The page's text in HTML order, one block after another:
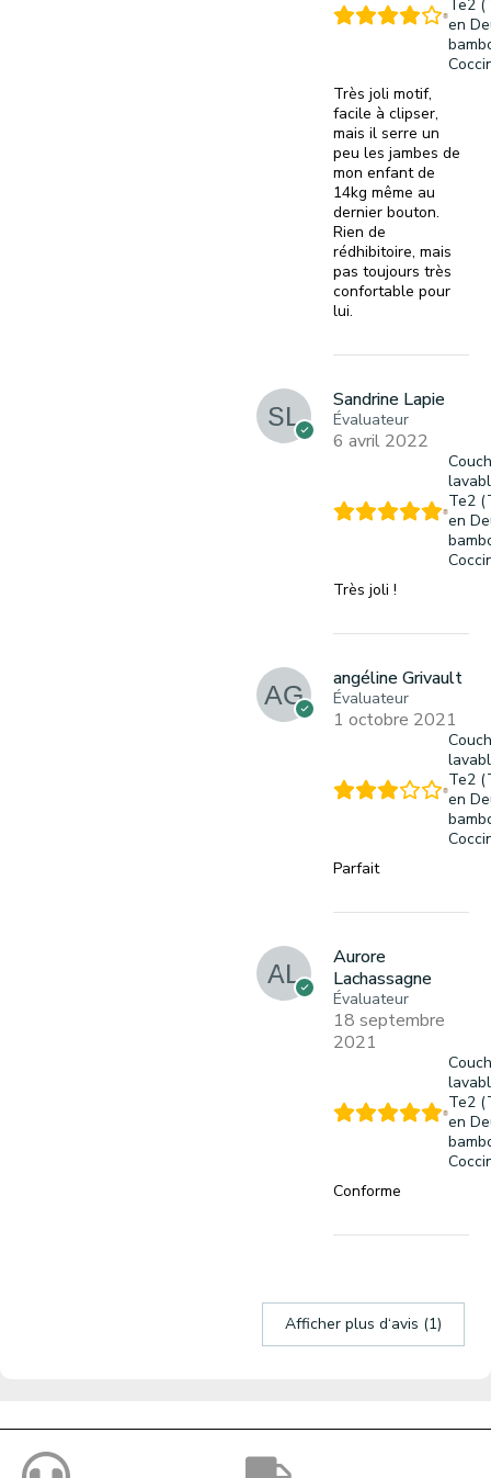
Te2
en
Très joli motif,
facile à clipser,
mais il serre un
peu les jambes de
mon enfant de
14kg même au
dernier bouton.
Rien de
rédhibitoire, mais
pas toujours très
confortable pour
lui.
Sandrine Lapie
Évaluateur
6 avril 2022
Te2
en
Très joli !
angéline Grivault
Évaluateur
1 octobre 2021
Te2
en
Parfait
Aurore
Lachassagne
Évaluateur
18 septembre
2021
Te2
en
Conforme
Afficher plus d‘avis (1)